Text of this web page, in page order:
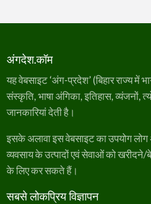
अंगदेश.कॉम
यह वेबसाइट ‘अंग-प्रदेश’ (बिहार राज्य
संस्कृति, भाषा अंगिका, इतिहास, व्यंजनों,
जानकारियां देती है।
इसके अलावा इस वेबसाइट का उपयोग
व्यवसाय के उत्पादों एवं सेवाओं को खरीदने/
के लिए कर सकते हैं।
सबसे लोकप्रिय विज्ञापन